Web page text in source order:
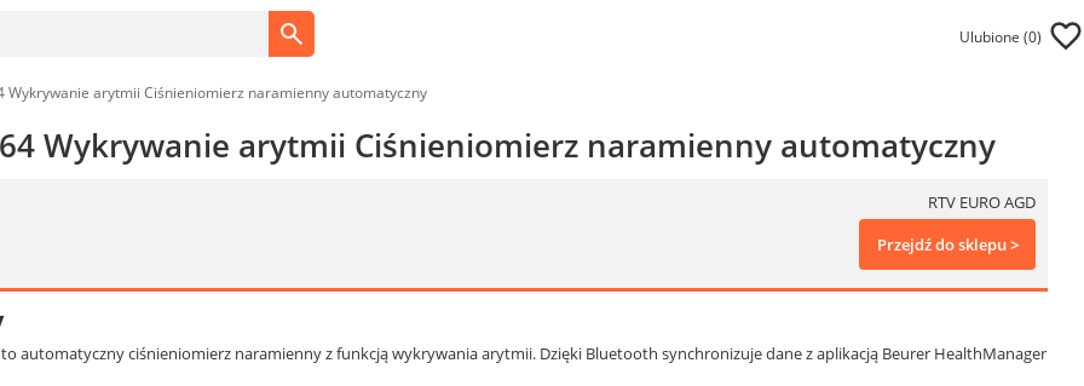
Ulubione (0)
Wykrywanie arytmii Ciśnieniomierz naramienny automatyczny
Wykrywanie arytmii Ciśnieniomierz naramienny automatyczny
RTV EURO AGD
Przejdź do sklepu >
to automatyczny ciśnieniomierz naramienny z funkcją wykrywania arytmii. Dzięki Bluetooth synchronizuje dane z aplikacją Beurer HealthManager